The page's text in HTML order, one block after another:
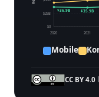
$0
$25B
2020 2021
$36.9B $35.9B
Mobile
CC BY 4.0